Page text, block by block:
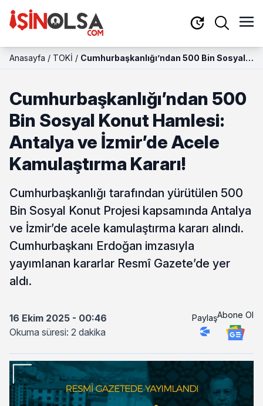
Anasayfa / TOKİ / Cumhurbaşkanlığı’ndan 500 Bin Sosyal
Cumhurbaşkanlığı’ndan 500
Bin Sosyal Konut Hamlesi:
Antalya ve İzmir’de Acele
Kamulaştırma Kararı!
Cumhurbaşkanlığı tarafından yürütülen 500
Bin Sosyal Konut Projesi kapsamında Antalya
ve İzmir’de acele kamulaştırma kararı alındı.
Cumhurbaşkanı Erdoğan imzasıyla
yayımlanan kararlar Resmî Gazete’de yer
aldı.
16 Ekim 2025 - 00:46
Okuma süresi: 2 dakika
PaylaşAbone Ol